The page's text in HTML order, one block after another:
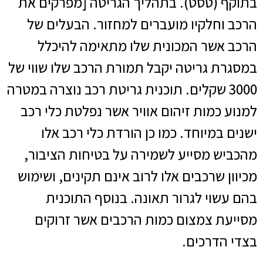
הרכב וחלקיו מועברים למחזור. הבעלים של
הרכב אשר המכונית שלו מתאימה להיכלל
במסגרת גריטה יקבל תמורת הרכב שלו שווי של
3000 שקלים. תוכנית גריטת רכב נוצרה במטרה
למנוע כמות זיהום אוויר אשר נפלטת כלי רכב
ישנים במיוחד. כמו כן הורדת כלי רכב אלו
מהכביש מסייע לשמירה על בטיחות הציבור,
מכיוון שרכבים אלו לרוב אינם תקינים, ושימוש
בהם עשוי לגרור תאונה. בנוסף התוכנית
מסייעת צמצום כמות הרכבים אשר זרוקים
בצדי הדרכים.